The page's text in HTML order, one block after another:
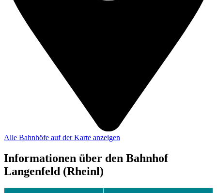
Alle Bahnhöfe auf der Karte anzeigen
Informationen über den Bahnhof
Langenfeld (Rheinl)